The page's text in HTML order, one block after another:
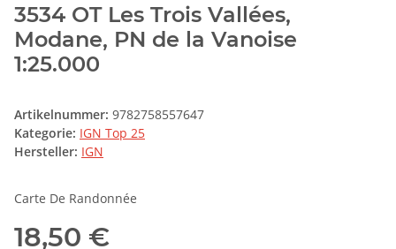
3534 OT Les Trois Vallées,
Modane, PN de la Vanoise
1:25.000
Artikelnummer: 9782758557647
Kategorie: IGN Top 25
Hersteller: IGN
Carte De Randonnée
18,50 €